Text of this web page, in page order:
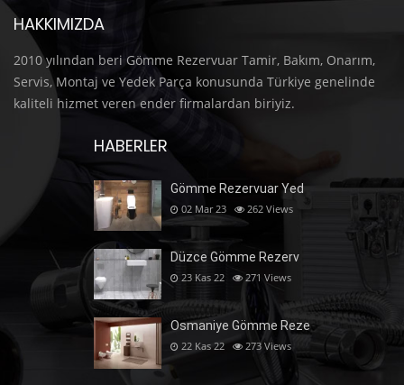
HAKKIMIZDA
2010 yılından beri Gömme Rezervuar Tamir, Bakım, Onarım,
Servis, Montaj ve Yedek Parça konusunda Türkiye genelinde
kaliteli hizmet veren ender firmalardan biriyiz.
HABERLER
Gömme Rezervuar Yed
02 Mar 23 262 Views
Düzce Gömme Rezerv
23 Kas 22 271 Views
Osmaniye Gömme Reze
22 Kas 22 273 Views